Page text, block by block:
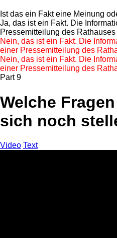
Ist das ein Fakteine Meinung
Ja, das ist ein Fakt. Die
Pressemitteilung des
Nein, das ist ein Fakt. Die
einer Pressemitteilung des
Nein, das ist ein Fakt. Die
einer Pressemitteilung des
Part 9
Welche
sich noch
Video Text